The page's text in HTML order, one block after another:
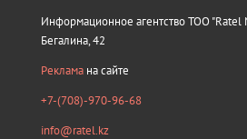
Информационное агентство ТОО "Ratel
Бегалина, 42
Реклама на сайте
+7-(708)-970-96-68
info@ratel.kz